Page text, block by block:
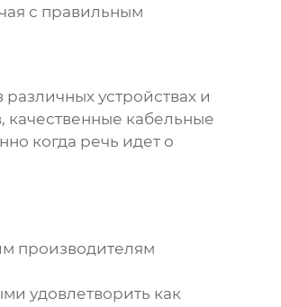
с правильным
устройствах и
качественные кабельные
когда речь идет о
производителям
удовлетворить как